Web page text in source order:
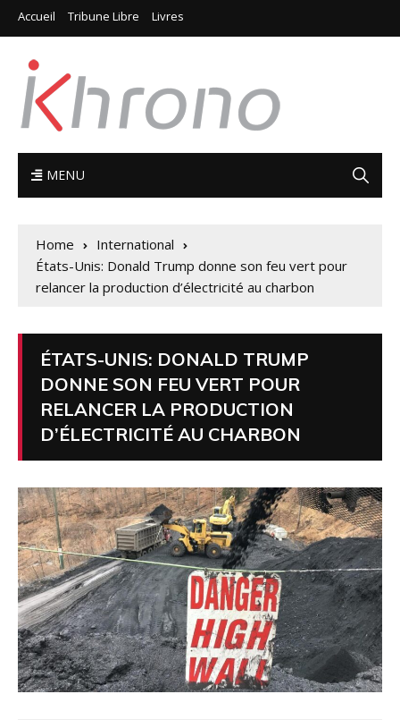
Accueil Tribune Libre Livres
MENU
Home
International
États-Unis: Donald Trump donne son feu vert pour
relancer la production d’électricité au charbon
ÉTATS-UNIS: DONALD TRUMP
DONNE SON FEU VERT POUR
RELANCER LA PRODUCTION
D’ÉLECTRICITÉ AU CHARBON